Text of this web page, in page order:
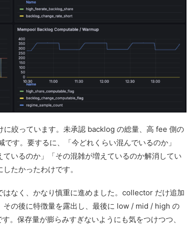
絞っています。未承認 backlog の総量、高 fee 側の
す。要するに、「今どれくらい混んでいるのか」
ているのか」「その混雑が増えているのか解消してい
たかったわけです。
なく、かなり慎重に進めました。collector だけ追加
その後に特徴量を露出し、最後に low / mid / high の
。保存量が膨らみすぎないようにも気をつけつつ、